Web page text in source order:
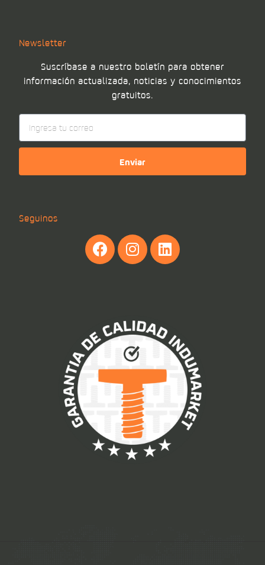
Newsletter
Suscríbase a nuestro boletín para obtener
información actualizada, noticias y conocimientos
gratuitos.
Enviar
Seguinos